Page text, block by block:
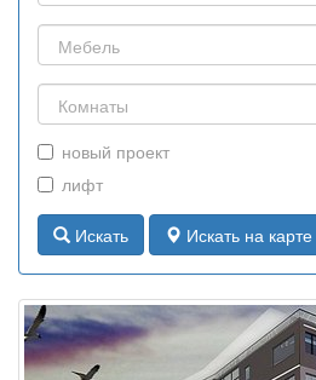
новый проект
лифт
Искать Искать на карте